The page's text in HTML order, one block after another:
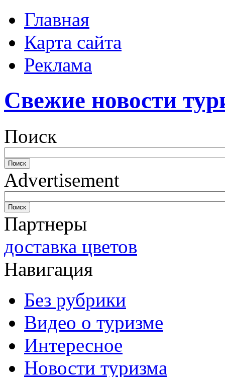
Главная
Карта сайта
Реклама
Свежие новости
Поиск
Advertisement
Партнеры
доставка цветов
Навигация
Без рубрики
Видео о туризме
Интересное
Новости туризма